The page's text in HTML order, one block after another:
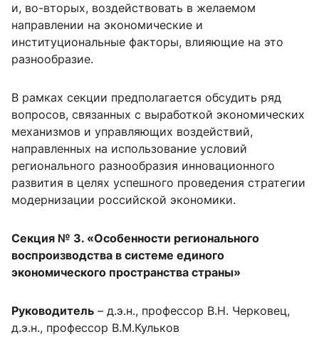
и, во-вторых, воздействовать в желаемом
направлении на экономические и
институциональные факторы, влияющие на это
разнообразие.
В рамках секции предполагается обсудить ряд
вопросов, связанных с выработкой экономических
механизмов и управляющих воздействий,
направленных на использование условий
регионального разнообразия инновационного
развития в целях успешного проведения стратегии
модернизации российской экономики.
Секция № 3. «Особенности регионального
воспроизводства в системе единого
экономического пространства страны»
Руководитель – д.э.н., профессор В.Н. Черковец,
д.э.н., профессор В.М.Кульков